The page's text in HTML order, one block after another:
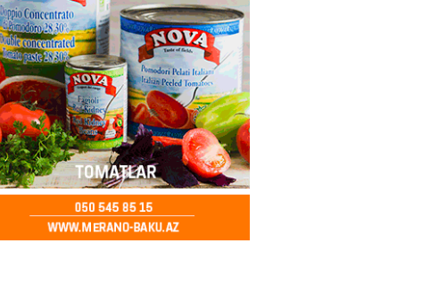
PENSİYA VƏ MÜAVİNƏTLƏR
ARTIRILACAQ? – Mühüm
- 13:45 139
Bakıda yağış yağacaq
- 13:30 106